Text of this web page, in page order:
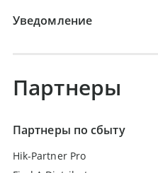
Уведомление
Партнеры
Партнеры по сбыту
Hik-Partner Pro